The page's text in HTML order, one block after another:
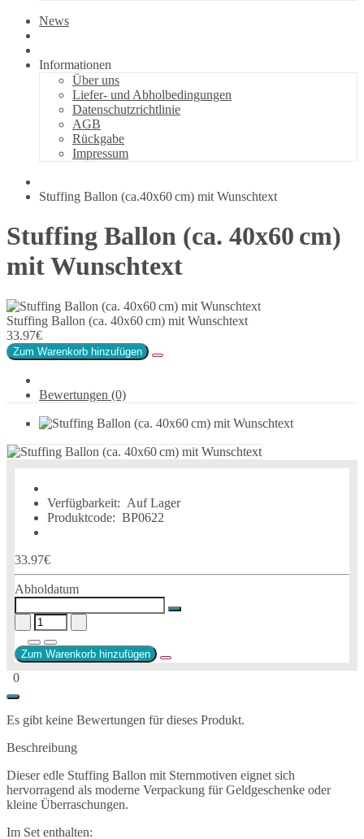
News
Informationen
Über uns
Liefer- und Abholbedingungen
Datenschutzrichtlinie
AGB
Rückgabe
Impressum
Stuffing Ballon (ca.40x60 cm) mit Wunschtext
Stuffing Ballon (ca. 40x60 cm)
mit Wunschtext
Stuffing Ballon (ca. 40x60 cm) mit Wunschtext
33.97€
Zum Warenkorb hinzufügen
Bewertungen (0)
Verfügbarkeit: Auf Lager
Produktcode: BP0622
33.97€
Abholdatum
Zum Warenkorb hinzufügen
0
Es gibt keine Bewertungen für dieses Produkt.
Beschreibung
Dieser edle Stuffing Ballon mit Sternmotiven eignet sich
hervorragend als moderne Verpackung für Geldgeschenke oder
kleine Überraschungen.
Im Set enthalten: